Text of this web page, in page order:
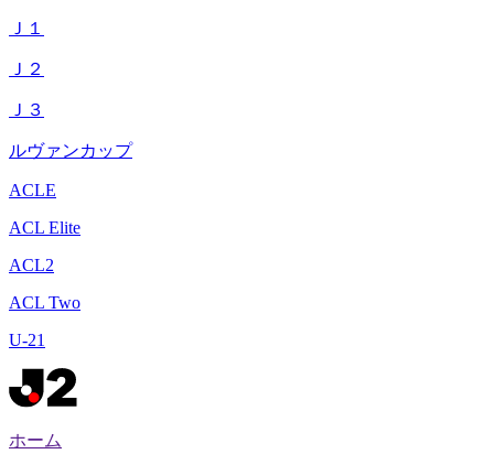
Ｊ１
Ｊ２
Ｊ３
ルヴァンカップ
ACLE
ACL Elite
ACL2
ACL Two
U-21
ホーム